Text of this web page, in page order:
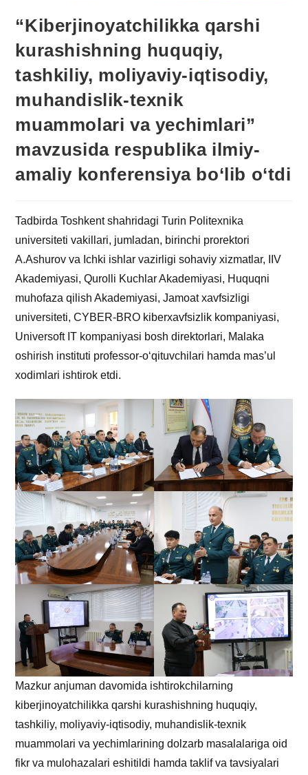
“Kiberjinoyatchilikka qarshi
kurashishning huquqiy,
tashkiliy, moliyaviy-iqtisodiy,
muhandislik-texnik
muammolari va yechimlari”
mavzusida respublika ilmiy-
amaliy konferensiya bo‘lib o‘tdi
Tadbirda Toshkent shahridagi Turin Politexnika
universiteti vakillari, jumladan, birinchi prorektori
A.Ashurov va Ichki ishlar vazirligi sohaviy xizmatlar, IIV
Akademiyasi, Qurolli Kuchlar Akademiyasi, Huquqni
muhofaza qilish Akademiyasi, Jamoat xavfsizligi
universiteti, CYBER-BRO kiberxavfsizlik kompaniyasi,
Universoft IT kompaniyasi bosh direktorlari, Malaka
oshirish instituti professor-o‘qituvchilari hamda mas’ul
xodimlari ishtirok etdi.
Mazkur anjuman davomida ishtirokchilarning
kiberjinoyatchilikka qarshi kurashishning huquqiy,
tashkiliy, moliyaviy-iqtisodiy, muhandislik-texnik
muammolari va yechimlarining dolzarb masalalariga oid
fikr va mulohazalari eshitildi hamda taklif va tavsiyalari